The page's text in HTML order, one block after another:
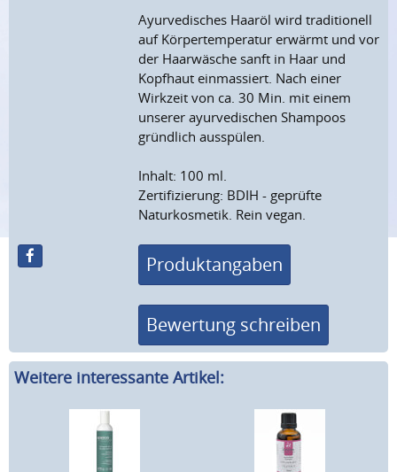
Ayurvedisches Haaröl wird traditionell
auf Körpertemperatur erwärmt und vor
der Haarwäsche sanft in Haar und
Kopfhaut einmassiert. Nach einer
Wirkzeit von ca. 30 Min. mit einem
unserer ayurvedischen Shampoos
gründlich ausspülen.
Inhalt: 100 ml.
Zertifizierung: BDIH - geprüfte
Naturkosmetik. Rein vegan.
Produktangaben
Bewertung schreiben
Weitere interessante Artikel: